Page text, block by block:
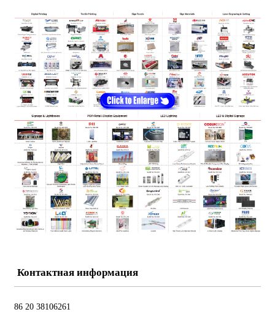
Контактная информация
86 20 38106261